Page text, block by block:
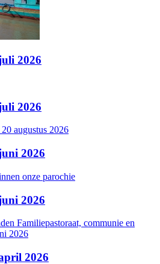
2026
2026
augustus 2026
2026
onze parochie
2026
Familiepastoraat, communie en
2026
2026